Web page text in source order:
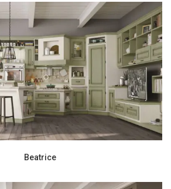
Beatrice